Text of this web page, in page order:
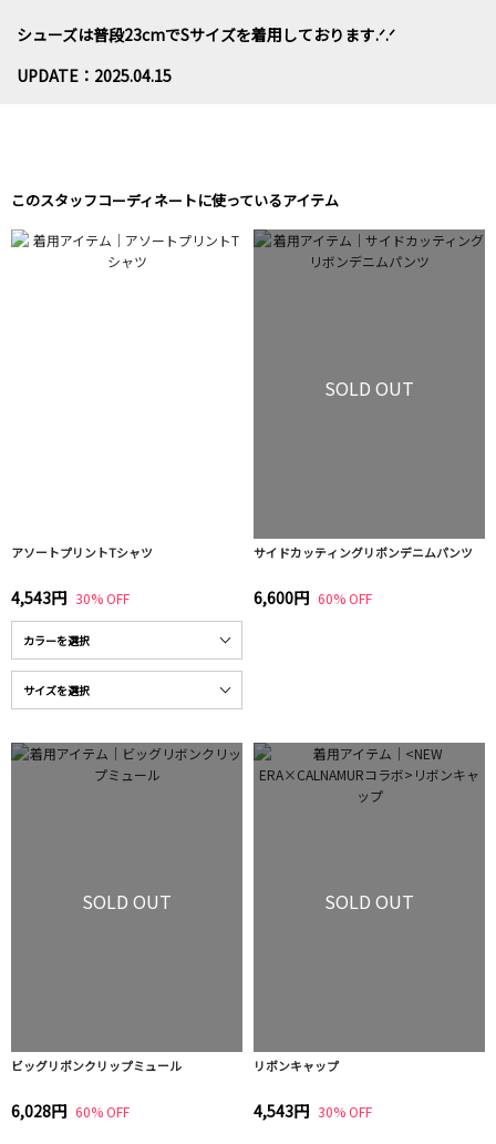
シューズは普段23cmでSサイズを着用しております.ᐟ.ᐟ
UPDATE：2025.04.15
このスタッフコーディネートに使っているアイテム
アソートプリントTシャツ
4,543円 30% OFF
SOLD OUT
サイドカッティングリボンデニムパンツ
6,600円 60% OFF
SOLD OUT
ビッグリボンクリップミュール
6,028円 60% OFF
SOLD OUT
リボンキャップ
4,543円 30% OFF